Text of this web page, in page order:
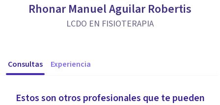
Rhonar Manuel Aguilar Robertis
LCDO EN FISIOTERAPIA
Consultas Experiencia
Estos son otros profesionales que te pueden